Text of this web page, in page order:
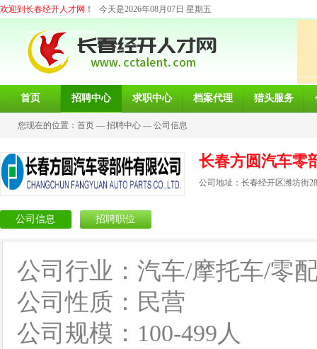
欢迎到长春经开人才网！ 今天是2026年08月07日 星期五
首页 招聘中心 求职中心 档案代理 猎头服务
您现在的位置： 首页 — 招聘中心 — 公司信息
长春方圆汽车零
公司地址：长春经开区潍坊街
公司信息 招聘职位
公司行业：汽车/摩托车/零
公司性质：民营
公司规模：100-499人